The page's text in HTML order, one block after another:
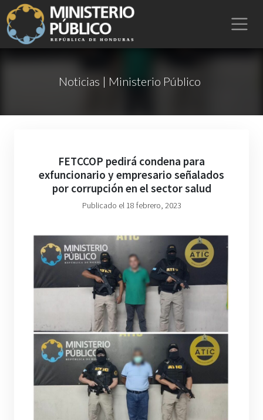
Noticias | Ministerio Público
FETCCOP pedirá condena para
exfuncionario y empresario señalados
por corrupción en el sector salud
Publicado el 18 febrero, 2023